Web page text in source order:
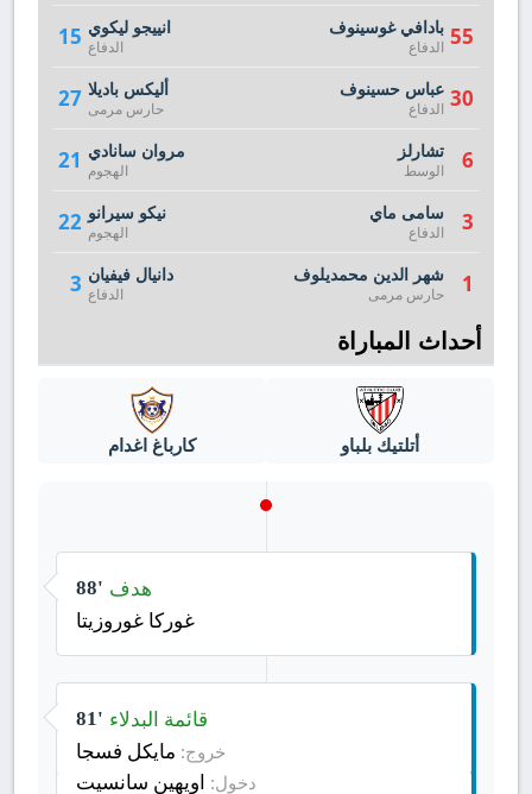
15 انييجو ليكوي
الدفاع
27 أليكس باديلا
حارس مرمى
21 مروان سانادي
الهجوم
22 نيكو سيرانو
الهجوم
3 دانيال فيفيان
الدفاع
55 بادافي غوسينوف
الدفاع
30 عباس حسينوف
الدفاع
6 تشارلز
الوسط
3 سامى ماي
الدفاع
1 شهر الدين محمديلوف
حارس مرمى
أحداث المباراة
أتلتيك بلباو كارباغ اغدام
88' هدف
غوركا غوروزيتا
81' قائمة البدلاء
خروج: مايكل فسجا
دخول: اويهين سانسيت